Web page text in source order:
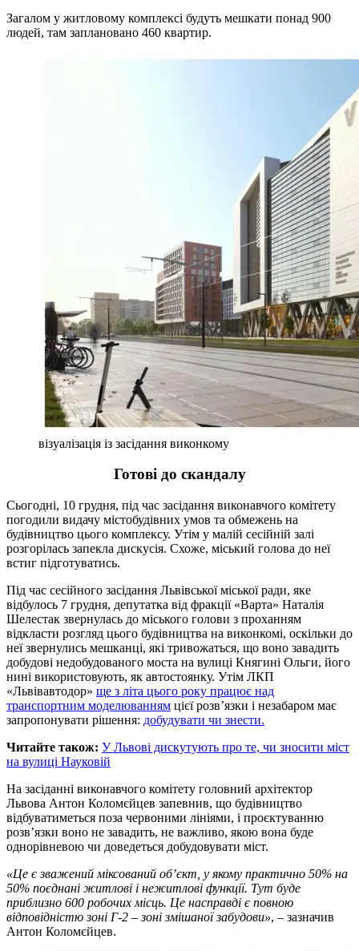
Загалом у житловому комплексі будуть мешкати понад 900
людей, там заплановано 460 квартир.
візуалізація із засідання виконкому
Готові до скандалу
Сьогодні, 10 грудня, під час засідання виконавчого комітету
погодили видачу містобудівних умов та обмежень на
будівництво цього комплексу. Утім у малій сесійній залі
розгорілась запекла дискусія. Схоже, міський голова до неї
встиг підготуватись.
Під час сесійного засідання Львівської міської ради, яке
відбулось 7 грудня, депутатка від фракції «Варта» Наталія
Шелестак звернулась до міського голови з проханням
відкласти розгляд цього будівництва на виконкомі, оскільки до
неї звернулись мешканці, які тривожаться, що воно завадить
добудові недобудованого моста на вулиці Княгині Ольги, його
нині використовують, як автостоянку. Утім ЛКП
«Львівавтодор» ще з літа цього року працює над
транспортним моделюванням цієї розв’язки і незабаром має
запропонувати рішення: добудувати чи знести.
Читайте також: У Львові дискутують про те, чи зносити міст
на вулиці Науковій
На засіданні виконавчого комітету головний архітектор
Львова Антон Коломєйцев запевнив, що будівництво
відбуватиметься поза червоними лініями, і проєктуванню
розв’язки воно не завадить, не важливо, якою вона буде
однорівневою чи доведеться добудовувати міст.
«Це є зважений міксований об’єкт, у якому практично 50% на
50% поєднані житлові і нежитлові функції. Тут буде
приблизно 600 робочих місць. Це насправді є повною
відповідністю зоні Г-2 – зоні змішаної забудови», – зазначив
Антон Коломєйцев.